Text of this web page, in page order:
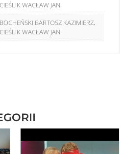
CIEŚLIK WACŁAW JAN
BOCHEŃSKI BARTOSZ KAZIMIERZ,
CIEŚLIK WACŁAW JAN